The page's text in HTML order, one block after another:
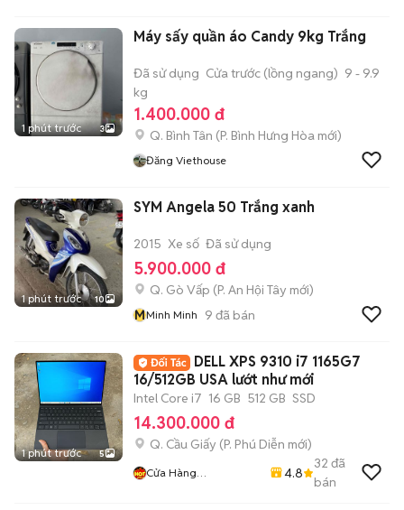
1 phút trước 3
Máy sấy quần áo Candy 9kg Trắng
Đã sử dụng Cửa trước (lồng ngang) 9 - 9.9
kg
1.400.000 đ
Q. Bình Tân (P. Bình Hưng Hòa mới)
Đăng Viethouse
1 phút trước 10
SYM Angela 50 Trắng xanh
2015 Xe số Đã sử dụng
5.900.000 đ
Q. Gò Vấp (P. An Hội Tây mới)
MMinh Minh 9 đã bán
1 phút trước 5
DELL XPS 9310 i7 1165G7
16/512GB USA lướt như mới
Intel Core i7 16 GB 512 GB SSD
14.300.000 đ
Q. Cầu Giấy (P. Phú Diễn mới)
Cửa Hàng
4.8
32 đã
bán